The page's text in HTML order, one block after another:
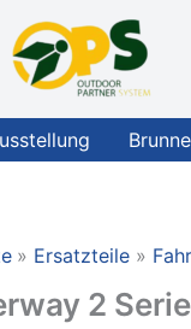
Ersatzteile
2